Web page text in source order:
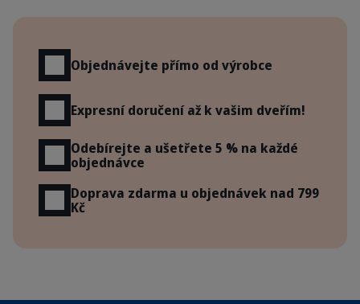
Objednávejte přímo od výrobce
Expresní doručení až k vašim dveřím!
Odebírejte a ušetřete 5 % na každé
objednávce
Doprava zdarma u objednávek nad 799
Kč